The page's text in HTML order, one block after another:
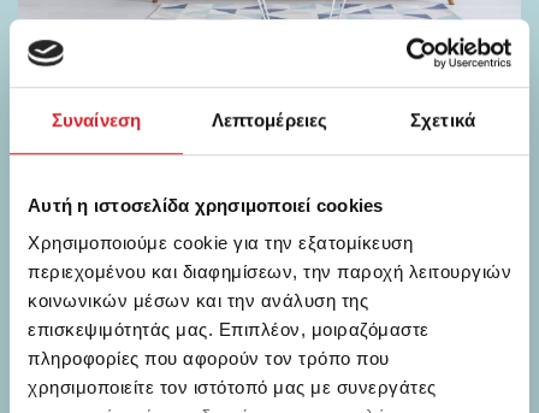
Συναίνεση Λεπτομέρειες Σχετικά
Αυτή η ιστοσελίδα χρησιμοποιεί cookies
Χρησιμοποιούμε cookie για την εξατομίκευση
περιεχομένου και διαφημίσεων, την παροχή λειτουργιών
κοινωνικών μέσων και την ανάλυση της
επισκεψιμότητάς μας. Επιπλέον, μοιραζόμαστε
πληροφορίες που αφορούν τον τρόπο που
χρησιμοποιείτε τον ιστότοπό μας με συνεργάτες
Μια τέτοια απόχρωση είναι και το
Kyma tu Egeou, μια άψογα
ισορροπημένη μίξη του πράσινου και
του μπλε.Ιδανική απόχρωση για τα
ντουλάπια της κουζίνας, σε
συνδυασμό με λευκό ή υπόλευκο
στους τοίχους και τους πάγκους.